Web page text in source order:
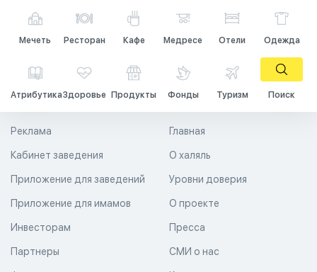
Мечеть Ресторан Кафе Медресе Отели Одежда
АтрибутикаЗдоровье Продукты Фонды Туризм Поиск
Главная
О халяль
Уровни доверия
Реклама
Кабинет заведения
Приложение для заведений
Приложение для имамов О проекте
Пресса
СМИ о нас
Инвесторам
Партнеры